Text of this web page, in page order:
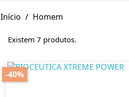
Início Homem
Existem 7 produtos.
-40%